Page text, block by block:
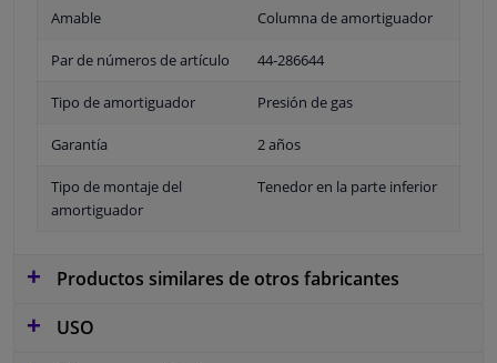
Amable Columna de amortiguador
Par de números de artículo 44-286644
Tipo de amortiguador Presión de gas
Garantía 2 años
Tipo de montaje del
amortiguador
Tenedor en la parte inferior
Productos similares de otros fabricantes
USO